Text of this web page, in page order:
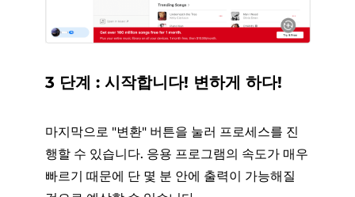
3 단계 : 시작합니다! 변하게 하다!
마지막으로 "변환" 버튼을 눌러 프로세스를 진
행할 수 있습니다. 응용 프로그램의 속도가 매우
빠르기 때문에 단 몇 분 안에 출력이 가능해질